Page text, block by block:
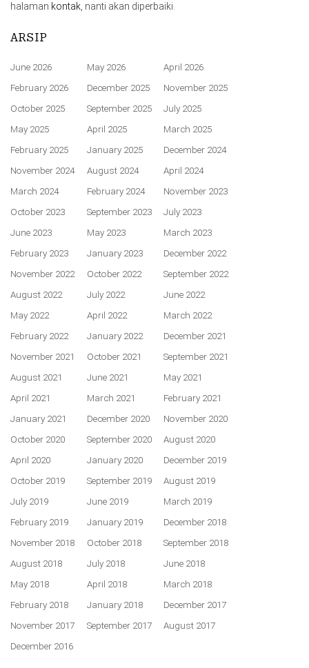
halaman kontak , nanti akan diperbaiki.
ARSIP
June 2026 May 2026
April 2026
February 2026
December 2025
November 2025
October 2025
September 2025
July 2025
May 2025
April 2025
March 2025
February 2025
January 2025
December 2024
November 2024
August 2024
April 2024
March 2024
February 2024
November 2023
October 2023
September 2023
July 2023
June 2023
May 2023
March 2023
February 2023
January 2023
December 2022
November 2022
October 2022
September 2022
August 2022
July 2022
June 2022
May 2022
April 2022
March 2022
February 2022
January 2022
December 2021
November 2021
October 2021
September 2021
August 2021
June 2021
May 2021
April 2021
March 2021
February 2021
January 2021
December 2020
November 2020
October 2020
September 2020
August 2020
April 2020
January 2020
December 2019
October 2019
September 2019
August 2019
July 2019
June 2019
March 2019
February 2019
January 2019
December 2018
November 2018
October 2018
September 2018
August 2018
July 2018
June 2018
May 2018
April 2018
March 2018
February 2018
January 2018
December 2017
November 2017
September 2017
August 2017
December 2016